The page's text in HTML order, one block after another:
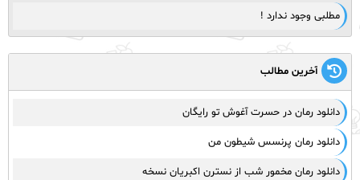
مطلبی وجود ندارد !
آخرین مطالب
دانلود رمان در حسرت آغوش تو رایگان
دانلود رمان پرنسس شیطون من
دانلود رمان مخمور شب از نسترن اکبریان نسخه